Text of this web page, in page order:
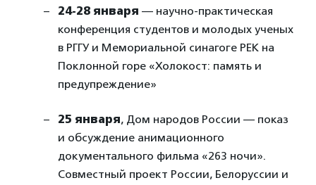
24-28 января — научно-практическая
конференция студентов и молодых ученых
в РГГУ и Мемориальной синагоге РЕК на
Поклонной горе «Холокост: память и
предупреждение»
25 января, Дом народов России — показ
и обсуждение анимационного
документального фильма «263 ночи».
Совместный проект России, Белоруссии и